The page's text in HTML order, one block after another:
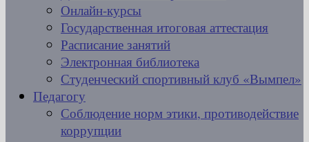
Онлайн-курсы
Государственная итоговая аттестация
Расписание занятий
Электронная библиотека
Студенческий спортивный клуб «Вымпел»
Педагогу
Соблюдение норм этики, противодействие
коррупции